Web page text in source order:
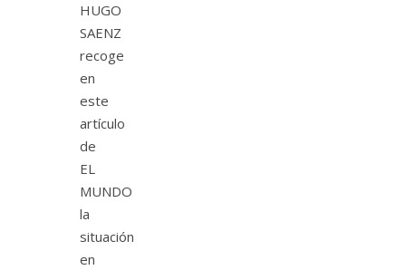
HUGO
SAENZ
recoge
en
este
artículo
de
EL
MUNDO
la
situación
en